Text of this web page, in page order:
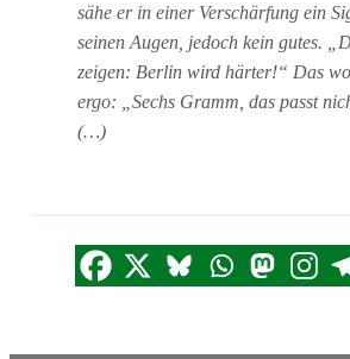
sähe er in einer Verschärfung ein
seinen Augen, jedoch kein gutes.
zeigen: Berlin wird härter!“ Das
ergo: „Sechs Gramm, das passt
(…)